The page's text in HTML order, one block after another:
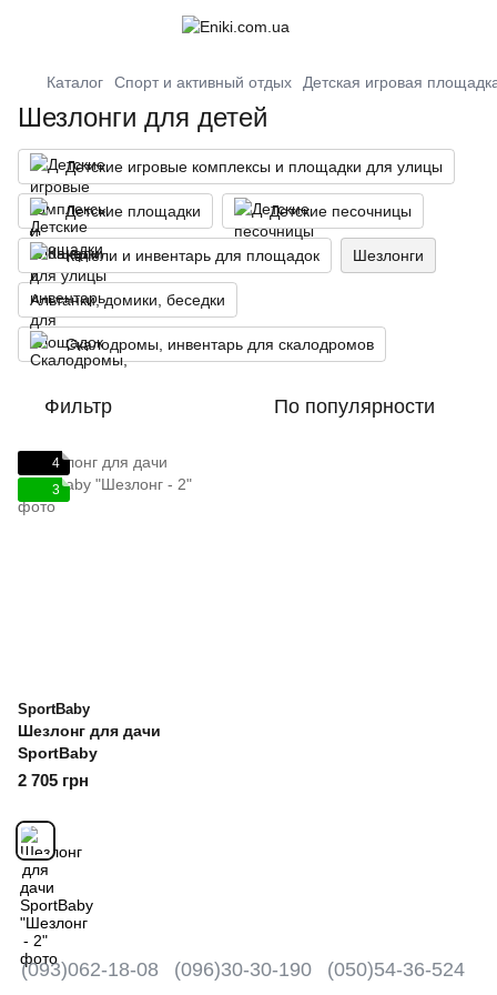
Каталог Спорт и активный отдых Детская игровая
Шезлонги для детей
Детские игровые комплексы и площадки для улицы
Детские площадки Детские песочницы
Качели и инвентарь для площадок Шезлонги
Альтанки, домики, беседки
Скалодромы, инвентарь для скалодромов
Фильтр По популярности
4
3
SportBaby
Шезлонг для дачи
SportBaby
2 705 грн
(093)062-18-08 (096)30-30-190 (050)54-36-524